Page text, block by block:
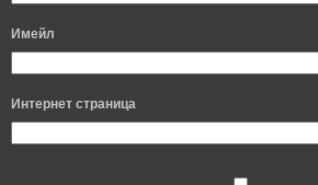
Имейл
Интернет страница